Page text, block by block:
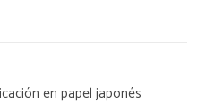
en papel japonés